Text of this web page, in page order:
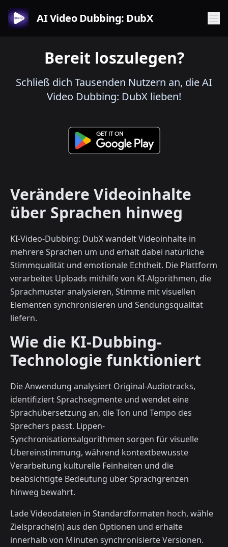
AI Video Dubbing: DubX
Bereit loszulegen?
Schließ dich Tausenden Nutzern an, die AI
Video Dubbing: DubX lieben!
Verändere Videoinhalte
über Sprachen hinweg
KI-Video-Dubbing: DubX wandelt Videoinhalte in
mehrere Sprachen um und erhält dabei natürliche
Stimmqualität und emotionale Echtheit. Die Plattform
verarbeitet Uploads mithilfe von KI-Algorithmen, die
Sprachmuster analysieren, Stimme mit visuellen
Elementen synchronisieren und Sendungsqualität
liefern.
Wie die KI-Dubbing-
Technologie funktioniert
Die Anwendung analysiert Original-Audiotracks,
identifiziert Sprachsegmente und wendet eine
Sprachübersetzung an, die Ton und Tempo des
Sprechers passt. Lippen-
Synchronisationsalgorithmen sorgen für visuelle
Übereinstimmung, während kontextbewusste
Verarbeitung kulturelle Feinheiten und die
beabsichtigte Bedeutung über Sprachgrenzen
hinweg bewahrt.
Lade Videodateien in Standardformaten hoch, wähle
Zielsprache(n) aus den Optionen und erhalte
innerhalb von Minuten synchronisierte Versionen.